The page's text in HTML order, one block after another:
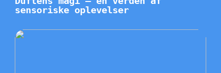
sensoriske oplevelser